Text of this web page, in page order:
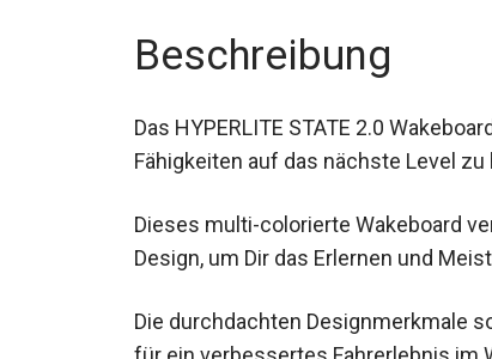
Beschreibung
Das HYPERLITE STATE 2.0
Fähigkeiten auf das nächste Level zu
Dieses multi-colorierte Wakeboard
Design, um Dir das Erlernen und
Die durchdachten Designmerkmale
auch für ein verbessertes